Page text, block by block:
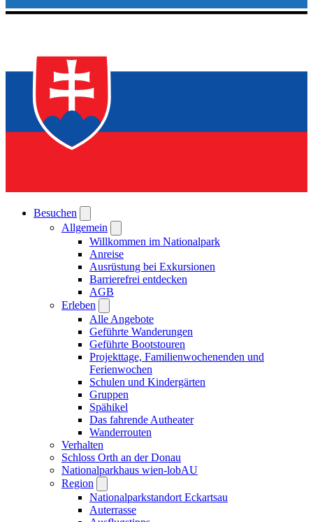
Besuchen
Allgemein
Willkommen im Nationalpark
Anreise
Ausrüstung bei Exkursionen
Barrierefrei entdecken
AGB
Erleben
Alle Angebote
Geführte Wanderungen
Geführte Bootstouren
Projekttage, Familienwochenenden und
Ferienwochen
Schulen und Kindergärten
Gruppen
Spähikel
Das fahrende Autheater
Wanderrouten
Verhalten
Schloss Orth an der Donau
Nationalparkhaus wien-lobAU
Region
Nationalparkstandort Eckartsau
Auterrasse